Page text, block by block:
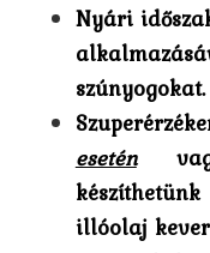
Nyári
szúnyogokat.
esetén
illóolaj